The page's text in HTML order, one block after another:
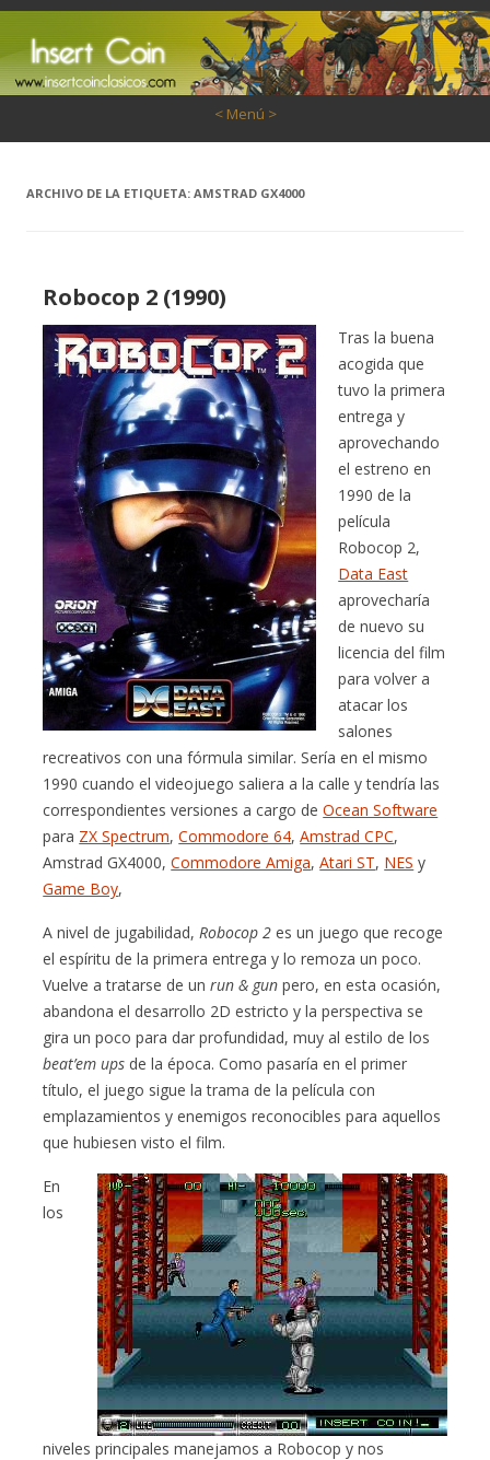
< Menú >
ARCHIVO DE LA ETIQUETA: AMSTRAD GX4000
Robocop 2 (1990)
Tras la buena
acogida que
tuvo la primera
entrega y
aprovechando
el estreno en
1990 de la
película
Robocop 2,
Data East
aprovecharía
de nuevo su
licencia del film
para volver a
atacar los
salones
recreativos con una fórmula similar. Sería en el mismo
1990 cuando el videojuego saliera a la calle y tendría las
correspondientes versiones a cargo deOcean Software
para ZX Spectrum,Commodore 64,Amstrad CPC,
Amstrad GX4000,Commodore Amiga,Atari ST, NES y
Game Boy,
A nivel de jugabilidad, Robocop 2 es un juego que recoge
el espíritu de la primera entrega y lo remoza un poco.
Vuelve a tratarse de unrun & gun pero, en esta ocasión,
abandona el desarrollo 2D estricto y la perspectiva se
gira un poco para dar profundidad, muy al estilo de los
beat’em ups de la época. Como pasaría en el primer
título, el juego sigue la trama de la película con
emplazamientos y enemigos reconocibles para aquellos
que hubiesen visto el film.
En
los
niveles principales manejamos a Robocop y nos